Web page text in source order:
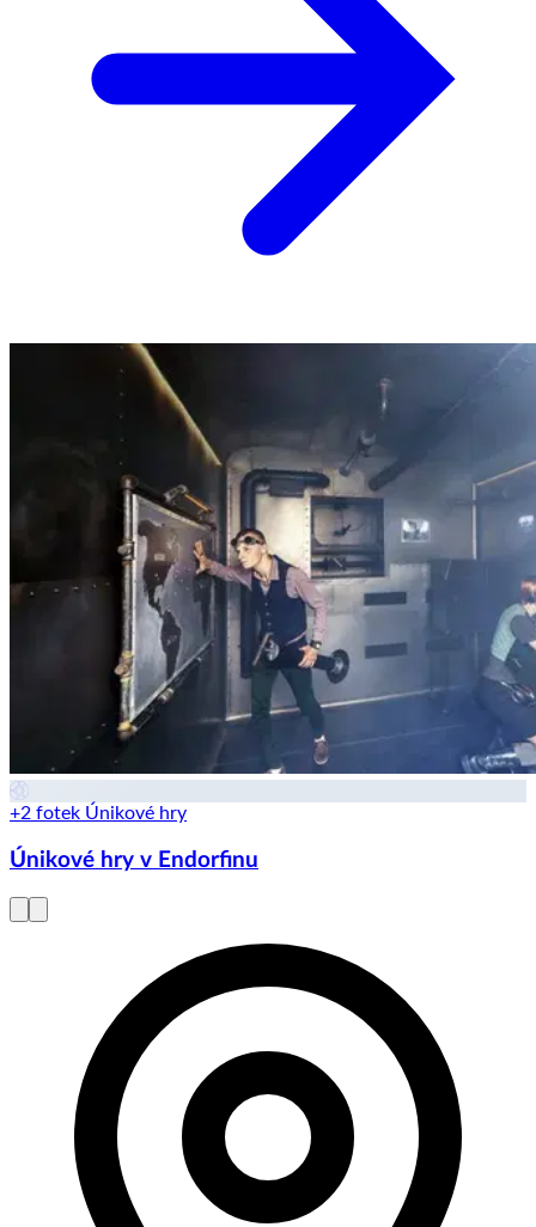
+2 fotek Únikové hry
Únikové hry v Endorfinu